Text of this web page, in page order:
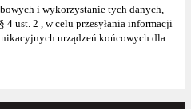
i wykorzystanie tych danych,
4 ust. 2 , w celu przesyłania informacji
urządzeń końcowych dla